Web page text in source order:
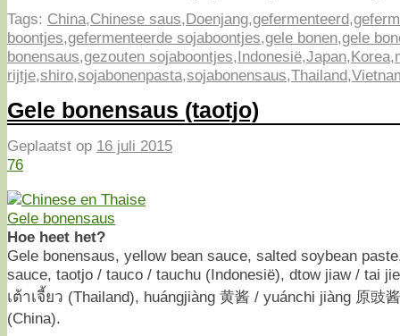
Tags: China,Chinese saus,Doenjang,gefermenteerd,
boontjes,gefermenteerde sojaboontjes,gele bonen,gele
bonensaus,gezouten sojaboontjes,Indonesië,Japan,Korea,
rijtje,shiro,sojabonenpasta,sojabonensaus,Thailand,
Gele bonensaus (taotjo)
Geplaatst op 16 juli 2015
76
Hoe heet het?
Gele bonensaus, yellow bean sauce, salted soybean
sauce, taotjo / tauco / tauchu (Indonesië), dtow jiaw / tai
เต้าเจี้ยว (Thailand), huángjiàng 黄酱 / yuánchi jiàng 原豉
(China).